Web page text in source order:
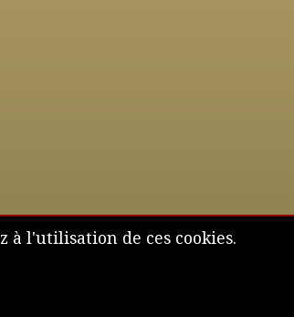
à l'utilisation de ces cookies.